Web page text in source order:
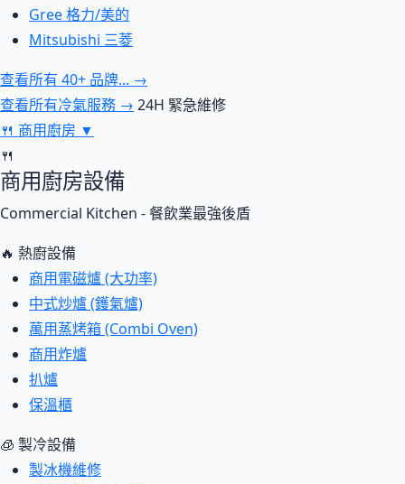
Gree 格力/美的
Mitsubishi 三菱
查看所有 40+ 品牌... →
查看所有冷氣服務 → 24H 緊急維修
🍴 商用廚房 ▼
🍴
商用廚房設備
Commercial Kitchen - 餐飲業最強後盾
🔥 熱廚設備
商用電磁爐 (大功率)
中式炒爐 (鑊氣爐)
萬用蒸烤箱 (Combi Oven)
商用炸爐
扒爐
保溫櫃
🧊 製冷設備
製冰機維修